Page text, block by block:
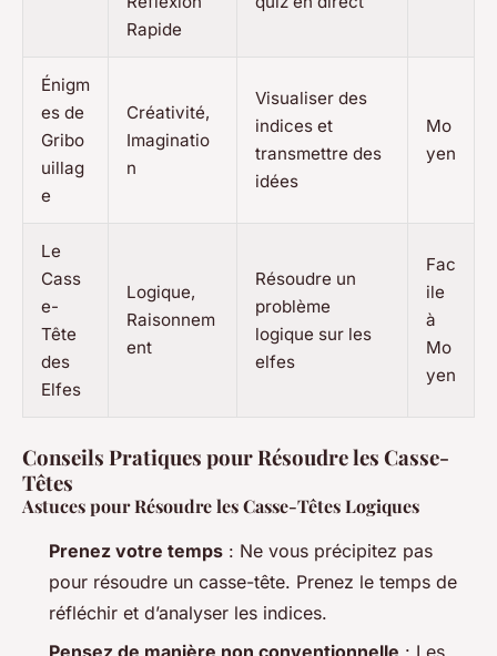
Rapide
Énigm
es de
Gribo
uillag
e
Créativité,
Imaginatio
n
Visualiser des
indices et
transmettre des
idées
Mo
yen
Le
Cass
e-
Tête
des
Elfes
Logique,
Raisonnem
ent
Résoudre un
problème
logique sur les
elfes
Fac
ile
à
Mo
yen
Conseils Pratiques pour Résoudre les Casse-
Têtes
Astuces pour Résoudre les Casse-Têtes Logiques
Prenez votre temps : Ne vous précipitez pas
pour résoudre un casse-tête. Prenez le temps de
réfléchir et d’analyser les indices.
Pensez de manière non conventionnelle : Les